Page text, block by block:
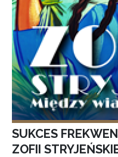
SUKCES
ZOFII